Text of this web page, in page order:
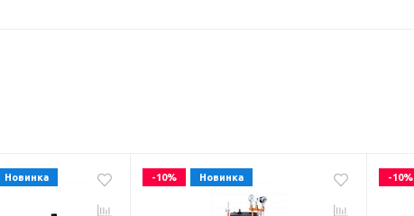
Новинка -10% Новинка -10%